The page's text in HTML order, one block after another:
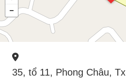
35, tổ 11, Phong Châu,